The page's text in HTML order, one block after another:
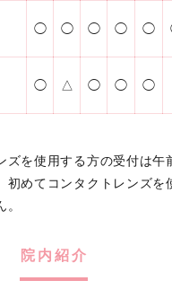
◯ ◯ ◯ ◯ ◯
◯ △ ◯ ◯ ◯
ズを使用する方の受付は
めてコンタクトレンズを
院内紹介